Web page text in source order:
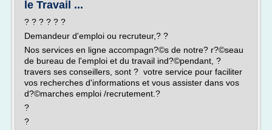
le Travail ...
? ? ? ? ? ?
Demandeur d'emploi ou recruteur,? ?
Nos services en ligne accompagn?©s de notre? r?©seau
de bureau de l'emploi et du travail ind?©pendant, ?
travers ses conseillers, sont ? votre service pour faciliter
vos recherches d'informations et vous assister dans vos
d?©marches emploi /recrutement.?
?
?